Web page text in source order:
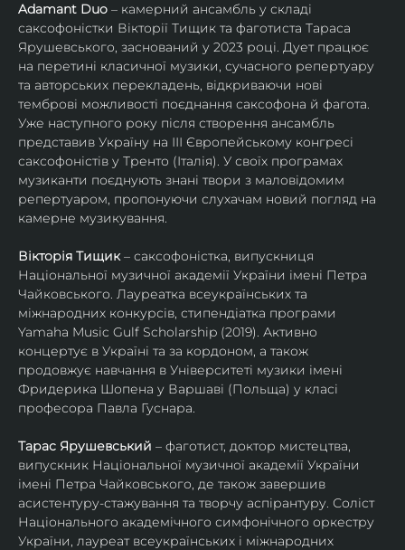
Adamant Duo – камерний ансамбль у складі
саксофоністки Вікторії Тищик та фаготиста Тараса
Ярушевського, заснований у 2023 році. Дует працює
на перетині класичної музики, сучасного репертуару
та авторських перекладень, відкриваючи нові
темброві можливості поєднання саксофона й фагота.
Уже наступного року після створення ансамбль
представив Україну на ІІІ Європейському конгресі
саксофоністів у Тренто (Італія). У своїх програмах
музиканти поєднують знані твори з маловідомим
репертуаром, пропонуючи слухачам новий погляд на
камерне музикування.
Вікторія Тищик – саксофоністка, випускниця
Національної музичної академії України імені Петра
Чайковського. Лауреатка всеукраїнських та
міжнародних конкурсів, стипендіатка програми
Yamaha Music Gulf Scholarship (2019). Активно
концертує в Україні та за кордоном, а також
продовжує навчання в Університеті музики імені
Фридерика Шопена у Варшаві (Польща) у класі
професора Павла Гуснара.
Тарас Ярушевський – фаготист, доктор мистецтва,
випускник Національної музичної академії України
імені Петра Чайковського, де також завершив
асистентуру-стажування та творчу аспірантуру. Соліст
Національного академічного симфонічного оркестру
України, лауреат всеукраїнських і міжнародних